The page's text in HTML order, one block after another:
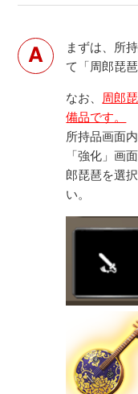
まずは、所
て「周郎琵
なお、 周郎
備品です。
所持品画面
「強化」画
郎琵琶を選
い。